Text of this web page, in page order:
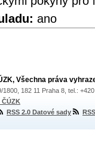
ano
Všechna práva
1800, 182 11 Praha 8, tel.:
ČÚZK
RSS 2.0 Datové sady